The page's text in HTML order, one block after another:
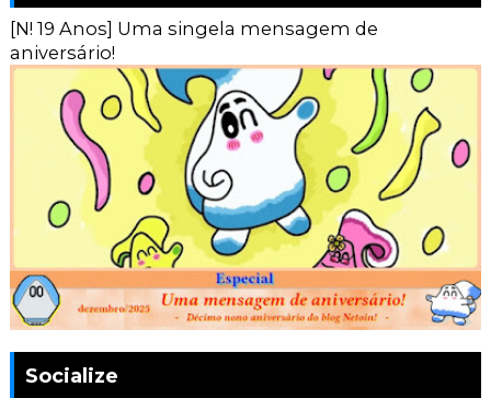
[N! 19 Anos] Uma singela mensagem de
aniversário!
Socialize